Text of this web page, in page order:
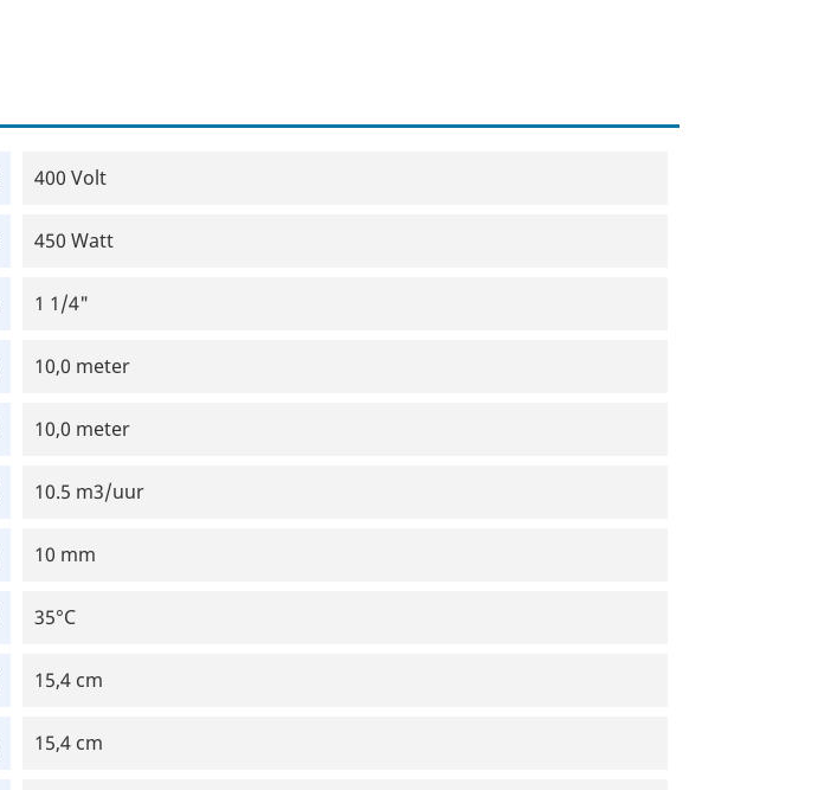
400 Volt
450 Watt
1 1/4"
10,0 meter
10,0 meter
10.5 m3/uur
10 mm
35°C
15,4 cm
15,4 cm